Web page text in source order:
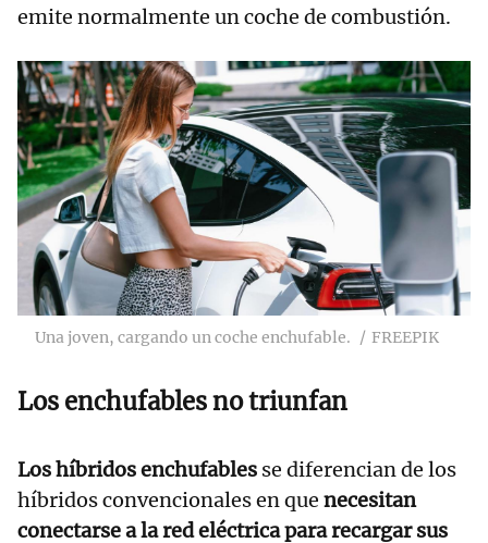
emite normalmente un coche de combustión.
Una joven, cargando un coche enchufable. FREEPIK
Los enchufables no triunfan
Los híbridos enchufables se diferencian de los
híbridos convencionales en que necesitan
conectarse a la red eléctrica para recargar sus